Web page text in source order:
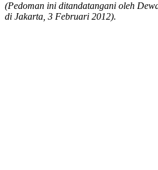
(Pedoman ini ditandatangani oleh
di Jakarta, 3 Februari 2012).